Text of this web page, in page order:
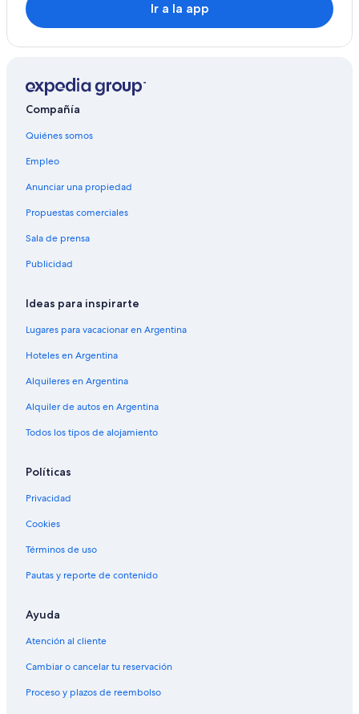
Ir a la app
Compañía
Quiénes somos
Empleo
Anunciar una propiedad
Propuestas comerciales
Sala de prensa
Publicidad
Ideas para inspirarte
Lugares para vacacionar en Argentina
Hoteles en Argentina
Alquileres en Argentina
Alquiler de autos en Argentina
Todos los tipos de alojamiento
Políticas
Privacidad
Cookies
Términos de uso
Pautas y reporte de contenido
Ayuda
Atención al cliente
Cambiar o cancelar tu reservación
Proceso y plazos de reembolso